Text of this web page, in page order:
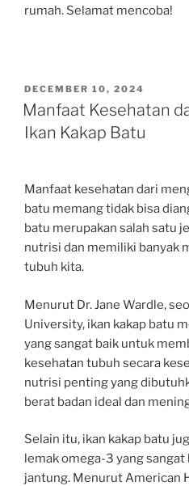
rumah. Selamat mencoba!
POSTED
ON
DECEMBER 10, 2024
Manfaat Kesehatan
Ikan Kakap Batu
Manfaat kesehatan dari
batu memang tidak bisa
batu merupakan salah satu
nutrisi dan memiliki banyak
tubuh kita.
Menurut Dr. Jane Wardle,
University, ikan kakap batu
yang sangat baik untuk
kesehatan tubuh secara
nutrisi penting yang
berat badan ideal dan
Selain itu, ikan kakap batu
lemak omega-3 yang
jantung. Menurut American